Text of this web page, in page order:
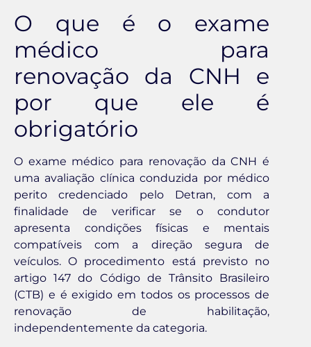
O que é o exame
médico para
renovação da CNH e
por que ele é
obrigatório
O exame médico para renovação da CNH é
uma avaliação clínica conduzida por médico
perito credenciado pelo Detran, com a
finalidade de verificar se o condutor
apresenta condições físicas e mentais
compatíveis com a direção segura de
veículos. O procedimento está previsto no
artigo 147 do Código de Trânsito Brasileiro
(CTB) e é exigido em todos os processos de
renovação de habilitação,
independentemente da categoria.